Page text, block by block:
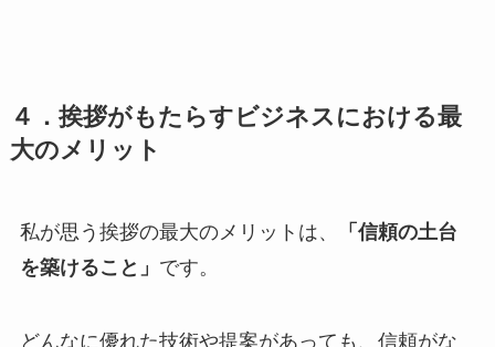
４．挨拶がもたらすビジネスにおける最
大のメリット
私が思う挨拶の最大のメリットは、
「信頼の土台
を築けること」 です。
どんなに優れた技術や提案があっても、信頼がな